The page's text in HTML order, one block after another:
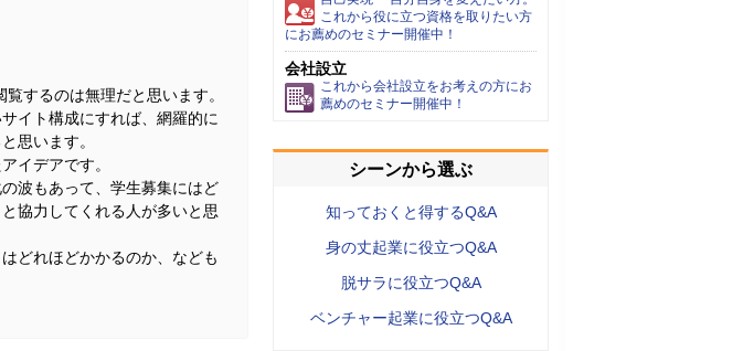
するのは無理だと思います。
イト構成にすれば、網羅的に
思います。
イデアです。
波もあって、学生募集にはど
協力してくれる人が多いと思
どれほどかかるのか、なども
これから役に立つ資格を取りたい方
にお薦めのセミナー開催中！
会社設立
これから会社設立をお考えの方にお
薦めのセミナー開催中！
シーンから選ぶ
知っておくと得するQ&A
身の丈起業に役立つQ&A
脱サラに役立つQ&A
ベンチャー起業に役立つQ&A